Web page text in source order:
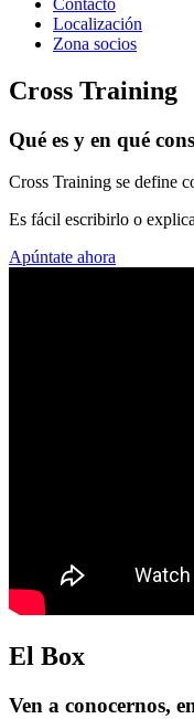
Localización
Zona socios
Cross Training
Qué es y en qué
Cross Training se define
Es fácil escribirlo o
Apúntate ahora
El Box
Ven a conocernos,